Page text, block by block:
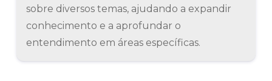
sobre diversos temas, ajudando a expandir
conhecimento e a aprofundar o
entendimento em áreas específicas.